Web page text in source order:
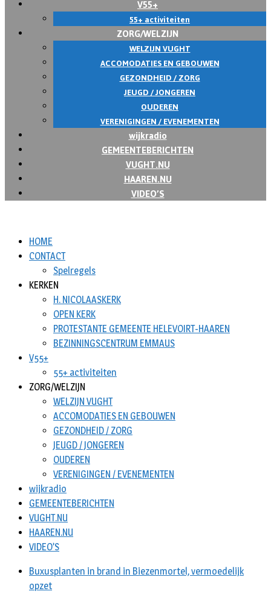
V55+
55+ activiteiten
ZORG/WELZIJN
WELZIJN VUGHT
ACCOMODATIES EN GEBOUWEN
GEZONDHEID / ZORG
JEUGD / JONGEREN
OUDEREN
VERENIGINGEN / EVENEMENTEN
wijkradio
GEMEENTEBERICHTEN
VUGHT.NU
HAAREN.NU
VIDEO’S
HOME
CONTACT
Spelregels
KERKEN
H. NICOLAASKERK
OPEN KERK
PROTESTANTE GEMEENTE HELEVOIRT-HAAREN
BEZINNINGSCENTRUM EMMAUS
V55+
55+ activiteiten
ZORG/WELZIJN
WELZIJN VUGHT
ACCOMODATIES EN GEBOUWEN
GEZONDHEID / ZORG
JEUGD / JONGEREN
OUDEREN
VERENIGINGEN / EVENEMENTEN
wijkradio
GEMEENTEBERICHTEN
VUGHT.NU
HAAREN.NU
VIDEO’S
Buxusplanten in brand in Biezenmortel, vermoedelijk
opzet